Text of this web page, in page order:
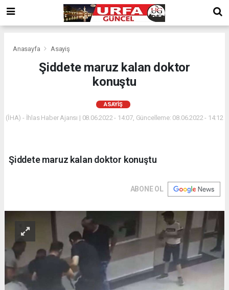
Anasayfa Asayiş
Şiddete maruz kalan doktor
konuştu
ASAYIŞ
(İHA) - İhlas Haber Ajansı | 08.06.2022 - 14:07, Güncelleme: 08.06.2022 - 14:12
Şiddete maruz kalan doktor konuştu
ABONE OL